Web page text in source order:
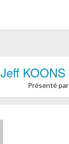
Jeff KOONS
Présenté par